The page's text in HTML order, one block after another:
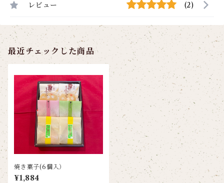
レビュー (2)
最近チェックした商品
焼き菓子(6個入）
¥1,884